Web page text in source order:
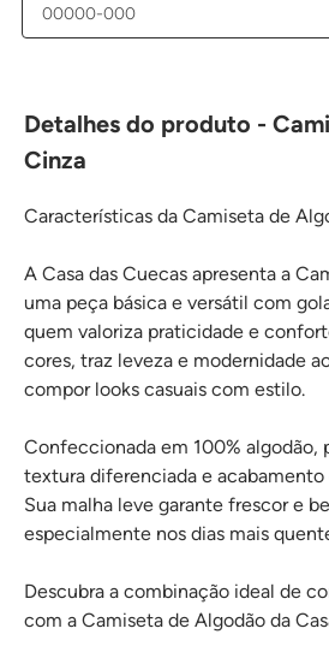
Detalhes do produto -
Cinza
Características da Camiseta de
A Casa das Cuecas apresenta a
uma peça básica e versátil com
quem valoriza praticidade e
cores, traz leveza e modernidade
compor looks casuais com estilo.
Confeccionada em 100% algodão,
textura diferenciada e acabamento
Sua malha leve garante frescor e
especialmente nos dias mais
Descubra a combinação ideal de
com a Camiseta de Algodão da